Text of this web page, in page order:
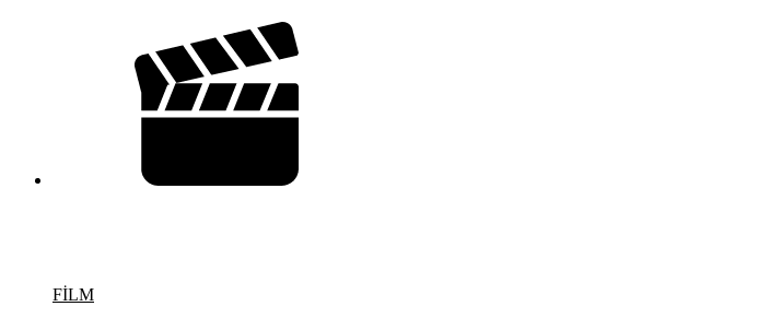
FİLM